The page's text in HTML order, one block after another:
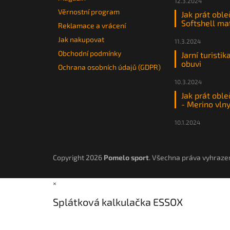
Věrnostní program
Reklamace a vrácení
Jak nakupovat
Obchodní podmínky
Ochrana osobních údajů (GDPR)
Jak prát
Softshell
11.3.2024
Jarní
obuvi
10.3.2024
Jak prát
- Merino vlny
10.1.2024
Copyright 2026 Pomelo sport. Všechna práva
×
Splátková kalkulačka ESSOX